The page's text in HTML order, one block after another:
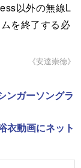
以外の無線L
を終了する必
《安達崇徳》
ンガーソングラ
衣動画にネット